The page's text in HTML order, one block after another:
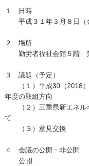
１ 日時
平成３１年３月８日（
２ 場所
勤労者福祉会館５階 第
３ 議題（予定）
（１）平成30（2018）
年度の取組方向
（２）三重県新エネル
て
（３）意見交換
４ 会議の公開・非公開
公開